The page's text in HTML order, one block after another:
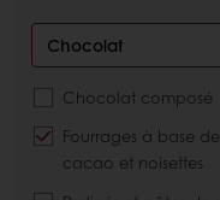
Chocolat
Chocolat composé
Fourrages à base
cacao et noisettes